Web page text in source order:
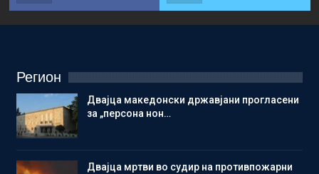
Регион
Двајца македонски државјани прогласени
за „персона нон…
Двајца мртви во судир на противпожарни